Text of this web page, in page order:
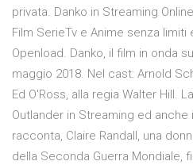
privata. Danko in Streaming
Film SerieTv e Anime senza
Openload. Danko, il film in onda
maggio 2018. Nel cast: Arnold
Ed O'Ross, alla regia Walter Hill.
Outlander in Streaming ed anche
racconta, Claire Randall, una
della Seconda Guerra Mondiale,